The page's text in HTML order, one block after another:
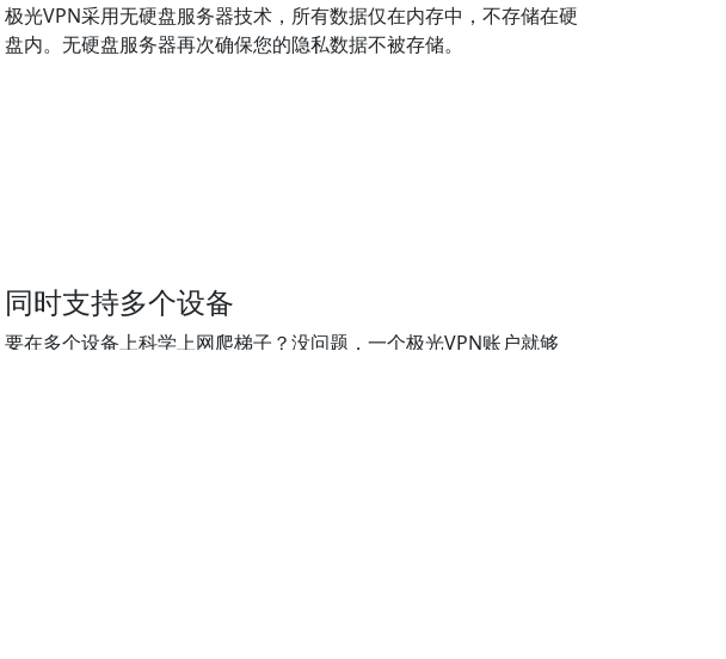
极光VPN采用无硬盘服务器技术，所有数据仅在内存中，不存储在硬
盘内。无硬盘服务器再次确保您的隐私数据不被存储。
同时支持多个设备
要在多个设备上科学上网爬梯子？没问题，一个极光VPN账户就够